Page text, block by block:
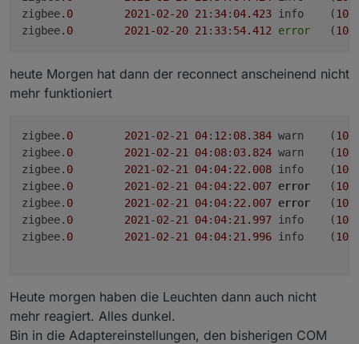
war Kanal 11 mit 10% der beste kanal - alle
Heute nach dem Update habe gar keinen Kanal
mehr unter 70% - in einer 300 Einwohner
Ich wäre dankbar, für hilfe um dieses Problem
lösen zu können :)
Danke
zigbee.0 2021 -02-20 21 : 34: 04.423
	info	(
zigbee.0 2021 -02-20 21 : 33: 54.412 error
	(
heute Morgen hat dann der reconnect anscheinend nicht
mehr funktioniert
zigbee. 0 2021 -02-21 04: 12 : 08.384
	warn	(
zigbee. 0 2021 -02-21 04: 08: 03.824
	warn	(
zigbee. 0 2021 -02-21 04: 04: 22.008
	info	(
zigbee. 0 2021 -02-21 04: 04: 22.007 error
	(
zigbee. 0 2021 -02-21 04: 04: 22.007 error
	(
zigbee. 0 2021 -02-21 04: 04: 21.997
	info	(
zigbee. 0 2021 -02-21 04: 04: 21.996
	info	(
Heute morgen haben die Leuchten dann auch nicht
mehr reagiert. Alles dunkel.
Bin in die Adaptereinstellungen, den bisherigen COM